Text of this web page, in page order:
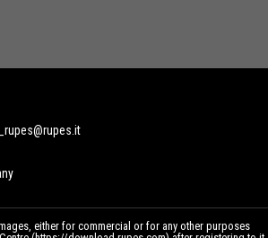
either for commercial or for any other purposes